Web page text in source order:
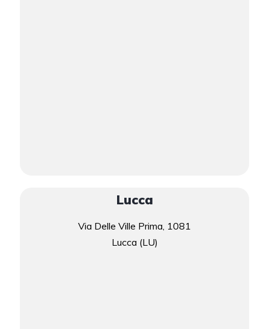
Lucca
Via Delle Ville Prima, 1081
Lucca (LU)